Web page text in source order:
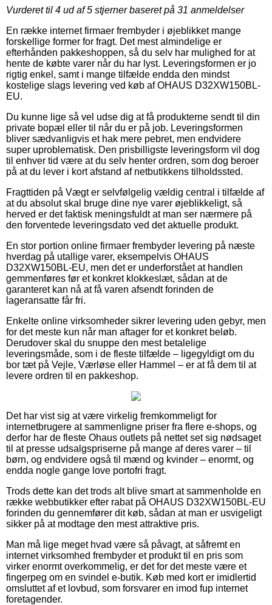
Vurderet til 4 ud af 5 stjerner baseret på 31 anmeldelser
En række internet firmaer frembyder i øjeblikket mange
forskellige former for fragt. Det mest almindelige er
efterhånden pakkeshoppen, så du selv har mulighed for at
hente de købte varer når du har lyst. Leveringsformen er jo
rigtig enkel, samt i mange tilfælde endda den mindst
kostelige slags levering ved køb af OHAUS D32XW150BL-
EU.
Du kunne lige så vel udse dig at få produkterne sendt til din
private bopæl eller til når du er på job. Leveringsformen
bliver sædvanligvis et hak mere pebret, men endvidere
super uproblematisk. Den prisbilligste leveringsform vil dog
til enhver tid være at du selv henter ordren, som dog beroer
på at du lever i kort afstand af netbutikkens tilholdssted.
Fragttiden på Vægt er selvfølgelig vældig central i tilfælde af
at du absolut skal bruge dine nye varer øjeblikkeligt, så
herved er det faktisk meningsfuldt at man ser nærmere på
den forventede leveringsdato ved det aktuelle produkt.
En stor portion online firmaer frembyder levering på næste
hverdag på utallige varer, eksempelvis OHAUS
D32XW150BL-EU, men det er underforstået at handlen
gemmenføres før et konkret klokkeslæt, sådan at de
garanteret kan nå at få varen afsendt forinden de
lageransatte får fri.
Enkelte online virksomheder sikrer levering uden gebyr, men
for det meste kun når man aftager for et konkret beløb.
Derudover skal du snuppe den mest betalelige
leveringsmåde, som i de fleste tilfælde – ligegyldigt om du
bor tæt på Vejle, Værløse eller Hammel – er at få dem til at
levere ordren til en pakkeshop.
Det har vist sig at være virkelig fremkommeligt for
internetbrugere at sammenligne priser fra flere e-shops, og
derfor har de fleste Ohaus outlets på nettet set sig nødsaget
til at presse udsalgspriserne på mange af deres varer – til
børn, og endvidere også til mænd og kvinder – enormt, og
endda nogle gange love portofri fragt.
Trods dette kan det trods alt blive smart at sammenholde en
række webbutikker efter rabat på OHAUS D32XW150BL-EU
forinden du gennemfører dit køb, sådan at man er usvigeligt
sikker på at modtage den mest attraktive pris.
Man må lige meget hvad være så påvagt, at såfremt en
internet virksomhed frembyder et produkt til en pris som
virker enormt overkommelig, er det for det meste være et
fingerpeg om en svindel e-butik. Køb med kort er imidlertid
omsluttet af et lovbud, som forsvarer en imod fup internet
foretagender.